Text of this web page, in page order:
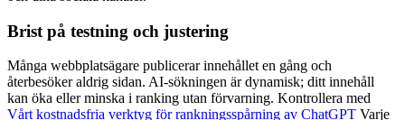
Brist på testning och justering
Många webbplatsägare publicerar innehållet en gång och
återbesöker aldrig sidan. AI-sökningen är dynamisk; ditt innehåll
kan öka eller minska i ranking utan förvarning. Kontrollera med
Vårt kostnadsfria verktyg för rankningsspårning av ChatGPT Varje